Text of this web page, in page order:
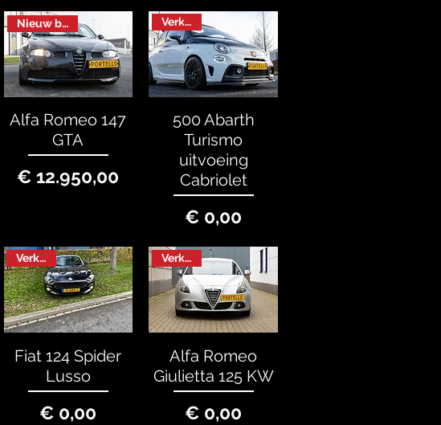
Nieuw binnen
Alfa Romeo 147
GTA
Prijs
€ 12.950,00
Verkocht
500 Abarth
Turismo
uitvoeing
Cabriolet
Prijs
€ 0,00
Verkocht
Fiat 124 Spider
Lusso
Prijs
€ 0,00
Verkocht
Alfa Romeo
Giulietta 125 KW
Prijs
€ 0,00